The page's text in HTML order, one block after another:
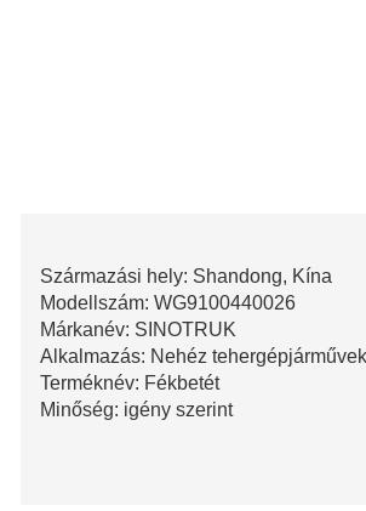
Származási hely: Shandong, Kína
Modellszám: WG9100440026
Márkanév: SINOTRUK
Alkalmazás: Nehéz
Terméknév: Fékbetét
Minőség: igény szerint